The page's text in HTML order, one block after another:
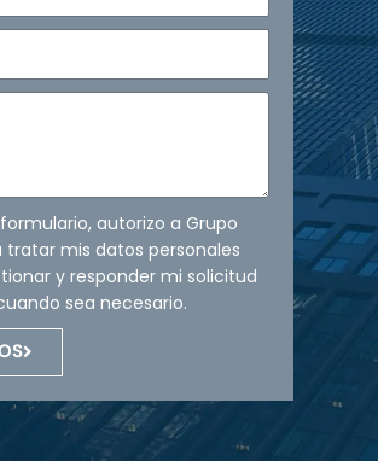
autorizo a Grupo
tratar mis datos personales
y responder mi solicitud
sea necesario.